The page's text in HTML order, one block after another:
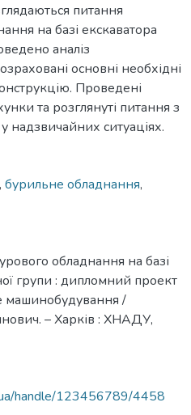
питання
на базі екскаватора
аналіз
основні необхідні
Проведені
та розглянуті питання з
надзвичайних ситуаціях.
, бурильне обладнання,
обладнання на базі
групи : дипломний проект
машинобудування /
– Харків : ХНАДУ,
handle/123456789/4458